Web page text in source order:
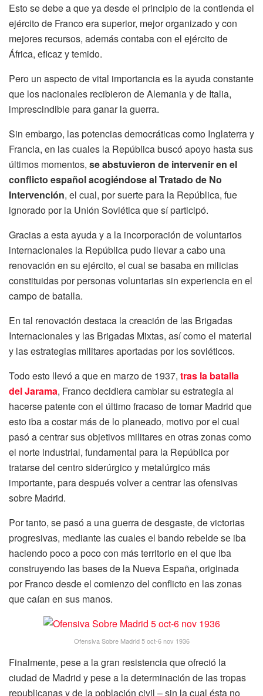
Esto se debe a que ya desde el principio de la contienda el
ejército de Franco era superior, mejor organizado y con
mejores recursos, además contaba con el ejército de
África, eficaz y temido.
Pero un aspecto de vital importancia es la ayuda constante
que los nacionales recibieron de Alemania y de Italia,
imprescindible para ganar la guerra.
Sin embargo, las potencias democráticas como Inglaterra y
Francia, en las cuales la República buscó apoyo hasta sus
últimos momentos, se abstuvieron de intervenir en el
conflicto español acogiéndose al Tratado de No
Intervención, el cual, por suerte para la República, fue
ignorado por la Unión Soviética que sí participó.
Gracias a esta ayuda y a la incorporación de voluntarios
internacionales la República pudo llevar a cabo una
renovación en su ejército, el cual se basaba en milicias
constituidas por personas voluntarias sin experiencia en el
campo de batalla.
En tal renovación destaca la creación de las Brigadas
Internacionales y las Brigadas Mixtas, así como el material
y las estrategias militares aportadas por los soviéticos.
Todo esto llevó a que en marzo de 1937, tras la batalla
del Jarama, Franco decidiera cambiar su estrategia al
hacerse patente con el último fracaso de tomar Madrid que
esto iba a costar más de lo planeado, motivo por el cual
pasó a centrar sus objetivos militares en otras zonas como
el norte industrial, fundamental para la República por
tratarse del centro siderúrgico y metalúrgico más
importante, para después volver a centrar las ofensivas
sobre Madrid.
Por tanto, se pasó a una guerra de desgaste, de victorias
progresivas, mediante las cuales el bando rebelde se iba
haciendo poco a poco con más territorio en el que iba
construyendo las bases de la Nueva España, originada
por Franco desde el comienzo del conflicto en las zonas
que caían en sus manos.
Ofensiva Sobre Madrid 5 oct-6 nov 1936
Finalmente, pese a la gran resistencia que ofreció la
ciudad de Madrid y pese a la determinación de las tropas
republicanas y de la población civil – sin la cual ésta no